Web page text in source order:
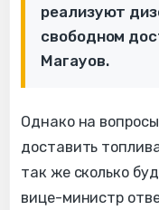
реализуют
свободном
Магауов.
Однако на
доставить
так же сколько
вице-министр